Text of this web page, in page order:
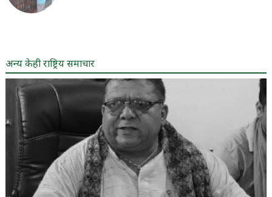
अन्य केही राष्ट्रिय समाचार